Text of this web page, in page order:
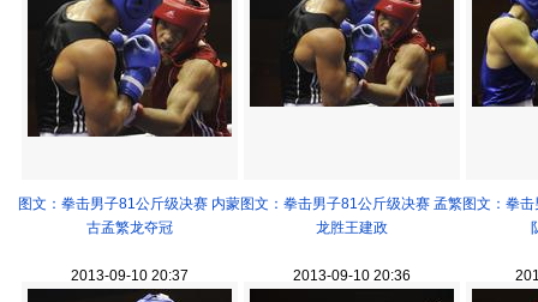
图文：拳击男子81公斤级决赛 内蒙
古孟繁龙夺冠
2013-09-10 20:37
图文：拳击男子81公斤级决赛 孟繁
龙胜王建政
2013-09-10 20:36
图文：拳